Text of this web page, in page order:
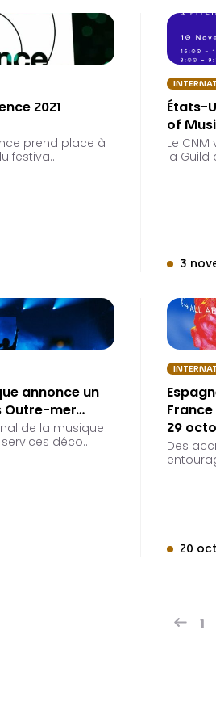
2021
prend place à
festiva…
États-
of
Le
la Guild
3
annonce un
Outre-mer…
de la musique
déco…
29
Des
20
1